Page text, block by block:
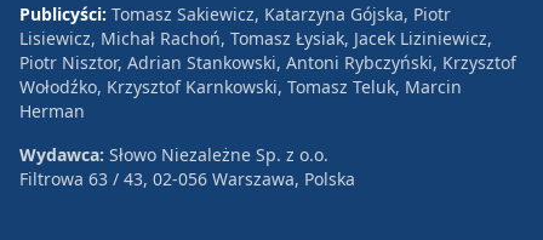
Publicyści: Tomasz Sakiewicz, Katarzyna Gójska, Piotr
Lisiewicz, Michał Rachoń, Tomasz Łysiak, Jacek Liziniewicz,
Piotr Nisztor, Adrian Stankowski, Antoni Rybczyński, Krzysztof
Wołodźko, Krzysztof Karnkowski, Tomasz Teluk, Marcin
Herman
Wydawca: Słowo Niezależne Sp. z o.o.
Filtrowa 63 / 43, 02-056 Warszawa, Polska